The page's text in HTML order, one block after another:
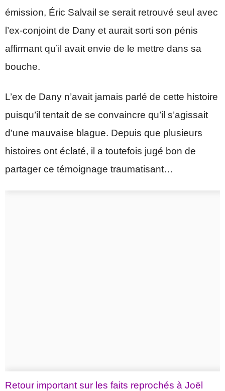
émission, Éric Salvail se serait retrouvé seul avec
l’ex-conjoint de Dany et aurait sorti son pénis
affirmant qu’il avait envie de le mettre dans sa
bouche.
L’ex de Dany n’avait jamais parlé de cette histoire
puisqu’il tentait de se convaincre qu’il s’agissait
d’une mauvaise blague. Depuis que plusieurs
histoires ont éclaté, il a toutefois jugé bon de
partager ce témoignage traumatisant…
Retour important sur les faits reprochés à Joël